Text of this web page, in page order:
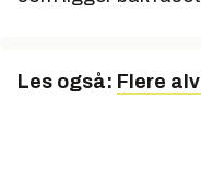
Les også: Flere